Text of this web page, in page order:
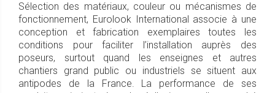
Sélection des matériaux, couleur ou mécanismes de
fonctionnement, Eurolook International associe à une
conception et fabrication exemplaires toutes les
conditions pour faciliter l’installation auprès des
poseurs, surtout quand les enseignes et autres
chantiers grand public ou industriels se situent aux
antipodes de la France. La performance de ses